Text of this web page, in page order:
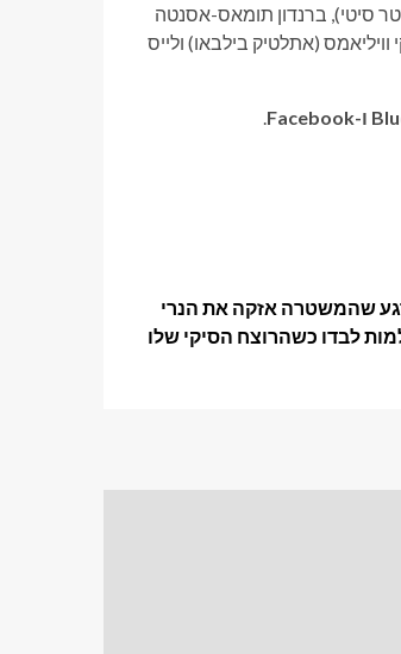
סיטי), ברנדון תומאס-אסנטה
(אתלטיק בילבאו) ולייס
שהמשטרה אזקה את הנרי
לבדו כשהרוצח הסיקי שלו